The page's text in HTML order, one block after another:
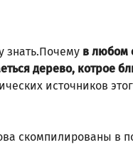
знать.Почему в любом
дерево, котрое
источников
скомпилированы в